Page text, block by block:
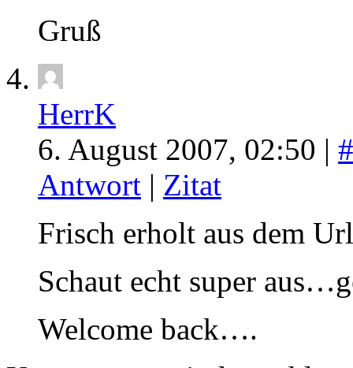
Gruß
HerrK
6. August 2007, 02:50 |
Antwort | Zitat
Frisch erholt aus dem
Schaut echt super
Welcome back….